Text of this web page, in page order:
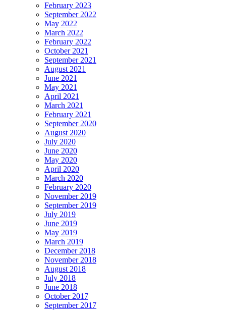
February 2023
September 2022
May 2022
March 2022
February 2022
October 2021
September 2021
August 2021
June 2021
May 2021
April 2021
March 2021
February 2021
September 2020
August 2020
July 2020
June 2020
May 2020
April 2020
March 2020
February 2020
November 2019
September 2019
July 2019
June 2019
May 2019
March 2019
December 2018
November 2018
August 2018
July 2018
June 2018
October 2017
September 2017